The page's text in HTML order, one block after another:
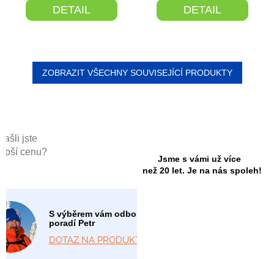
jste
cenu?
S výběrem vám odborně
poradí Petr
DOTAZ NA PRODUKT
Jsme s vámi už více
než 20 let. Je na nás spoleh!
DETAIL DETAIL
ZOBRAZIT VŠECHNY SOUVISEJÍCÍ PRODUKTY